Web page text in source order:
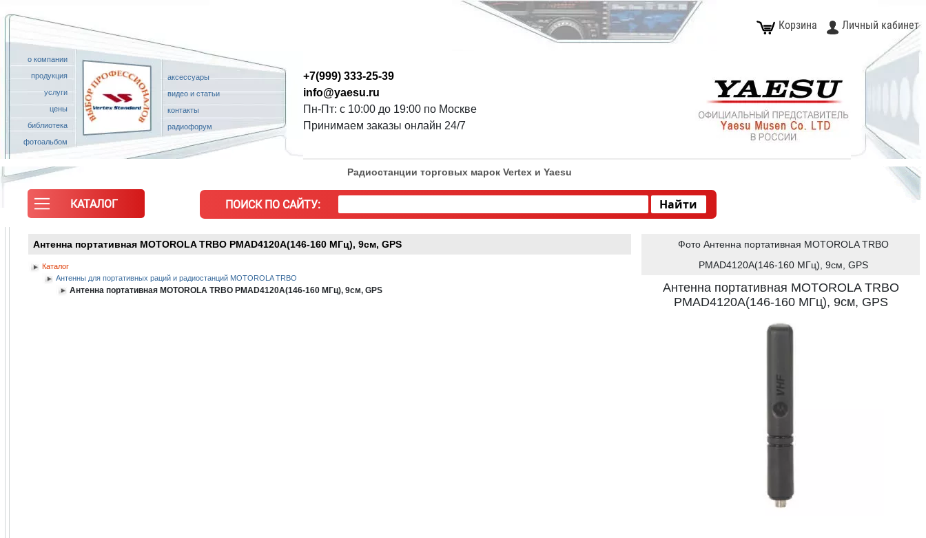
Корзина Личный кабинет
о компании
продукция
услуги
цены
библиотека
фотоальбом
аксессуары
видео и статьи
контакты
радиофорум
+7(999) 333-25-39
info@yaesu.ru
Пн-Пт: с 10:00 до 19:00 по Москве
Принимаем заказы онлайн 24/7
КАТАЛОГ
Радиостанции торговых марок Vertex и Yaesu
ПОИСК ПО САЙТУ:
Антенна портативная MOTOROLA TRBO PMAD4120A(146-160 МГц), 9см, GPS
Каталог
Антенны для портативных раций и радиостанций MOTOROLA TRBO
Антенна портативная MOTOROLA TRBO PMAD4120A(146-160 МГц), 9см, GPS
Фото Антенна портативная MOTOROLA TRBO
PMAD4120A(146-160 МГц), 9см, GPS
Антенна портативная MOTOROLA TRBO
PMAD4120A(146-160 МГц), 9см, GPS